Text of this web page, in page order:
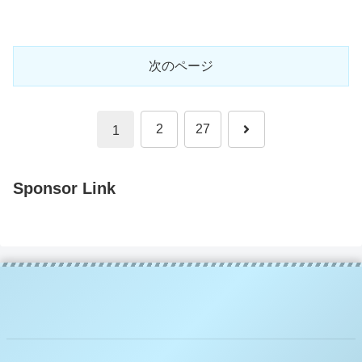
次のページ
1 2 27 次
Sponsor Link